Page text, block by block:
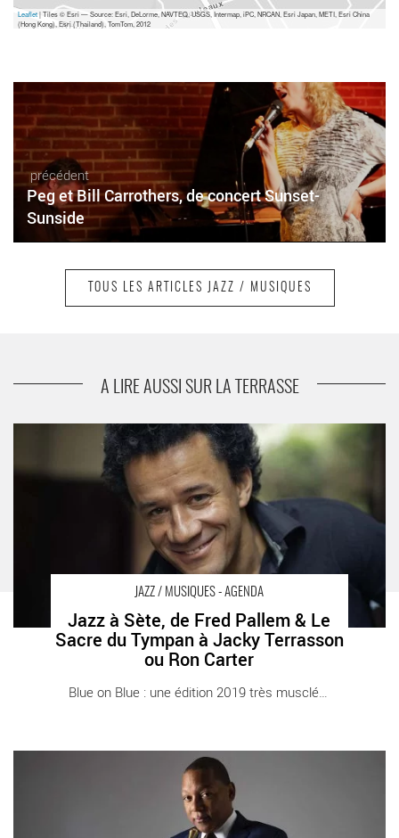
Leaflet| Tiles © Esri — Source: Esri, DeLorme, NAVTEQ, USGS, Intermap, iPC, NRCAN, Esri Japan, METI, Esri China
(Hong Kong), Esri (Thailand), TomTom, 2012
précédent
Peg et Bill Carrothers, de concert Sunset-
Sunside
Kenny Barron à Jazz in Marciac
TOUS LES ARTICLES JAZZ / MUSIQUES
A LIRE AUSSI SUR LA TERRASSE
JAZZ / MUSIQUES - AGENDA
Jazz à Sète, de Fred Pallem & Le
Sacre du Tympan à Jacky Terrasson
ou Ron Carter
Blue on Blue : une édition 2019 très musclée [...]
Jazz à Sète, de Fred Pallem & Le Sacre du Tympan à Jacky
Terrasson ou Ron Carter - Critique sortie Jazz / Musiques Sète
Théâtre de la mer
Jazz in Marciac, avec Cecile McLorin Salvant, Wynton Marsalis,
Chick Corea, Ahmad Jamal, etc… - Critique sortie Jazz /